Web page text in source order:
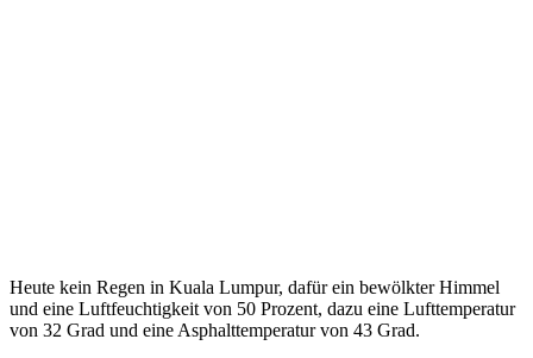
Heute kein Regen in Kuala Lumpur, dafür ein bewölkter Himmel
und eine Luftfeuchtigkeit von 50 Prozent, dazu eine Lufttemperatur
von 32 Grad und eine Asphalttemperatur von 43 Grad.